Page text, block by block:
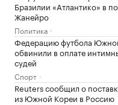
Бразилии «Атлантико» в
Жанейро
Политика
Федерацию футбола
обвинили в оплате
судей
Спорт
Reuters сообщил о
из Южной Кореи в Россию